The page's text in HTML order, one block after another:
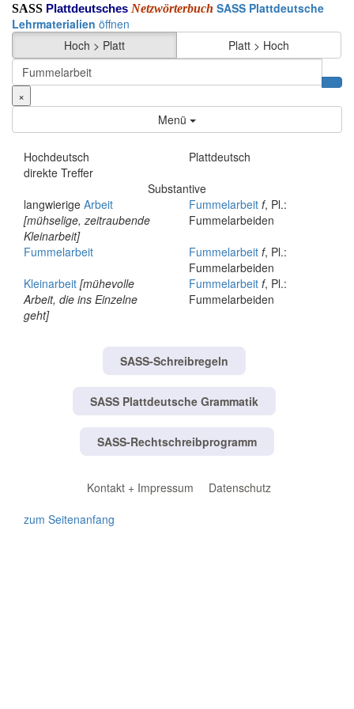
SASS Plattdeutsches Netzwörterbuch SASS Plattdeutsche
Lehrmaterialien öffnen
Hoch > Platt
Platt > Hoch
×
Menü
Hochdeutsch
Plattdeutsch
direkte Treffer
Substantive
langwierige Arbeit
[mühselige, zeitraubende
Kleinarbeit]
Fummelarbeit f, Pl.:
Fummelarbeiden
Fummelarbeit
Fummelarbeit f, Pl.:
Fummelarbeiden
Kleinarbeit [mühevolle
Arbeit, die ins Einzelne
geht]
Fummelarbeit f, Pl.:
Fummelarbeiden
SASS-Schreibregeln
SASS Plattdeutsche Grammatik
SASS-Rechtschreibprogramm
Kontakt + Impressum
Datenschutz
zum Seitenanfang